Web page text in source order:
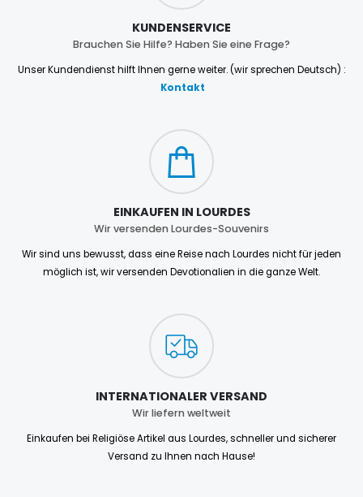
KUNDENSERVICE
Brauchen Sie Hilfe? Haben Sie eine Frage?
Unser Kundendienst hilft Ihnen gerne weiter. (wir sprechen Deutsch) :
Kontakt
EINKAUFEN IN LOURDES
Wir versenden Lourdes-Souvenirs
Wir sind uns bewusst, dass eine Reise nach Lourdes nicht für jeden
möglich ist, wir versenden Devotionalien in die ganze Welt.
INTERNATIONALER VERSAND
Wir liefern weltweit
Einkaufen bei Religiöse Artikel aus Lourdes, schneller und sicherer
Versand zu Ihnen nach Hause!